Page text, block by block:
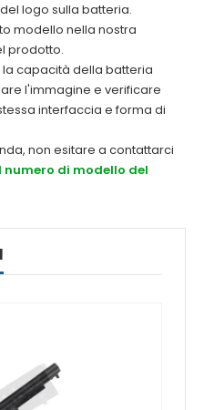
logo sulla batteria.
modello nella nostra
prodotto.
capacità della batteria
l'immagine e verificare
interfaccia e forma di
non esitare a contattarci
numero di modello del